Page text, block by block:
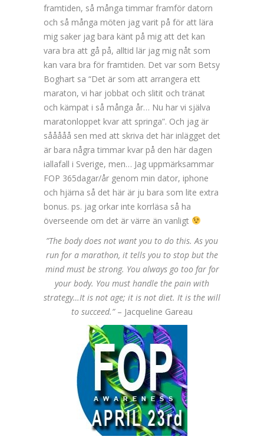
framtiden, så många timmar framför datorn
och så många möten jag varit på för att lära
mig saker jag bara känt på mig att det kan
vara bra att gå på, alltid lär jag mig nåt som
kan vara bra för framtiden. Det var som Betsy
Boghart sa “Det är som att arrangera ett
maraton, vi har jobbat och slitit och tränat
och kämpat i så många år… Nu har vi själva
maratonloppet kvar att springa”. Och jag är
sååååå sen med att skriva det här inlägget det
är bara några timmar kvar på den här dagen
iallafall i Sverige, men… Jag uppmärksammar
FOP 365dagar/år genom min dator, iphone
och hjärna så det här är ju bara som lite extra
bonus. ps. jag orkar inte korrläsa så ha
överseende om det är värre än vanligt
”The body does not want you to do this. As you
run for a marathon, it tells you to stop but the
mind must be strong. You always go too far for
your body. You must handle the pain with
strategy…It is not age; it is not diet. It is the will
to succeed.”– Jacqueline Gareau